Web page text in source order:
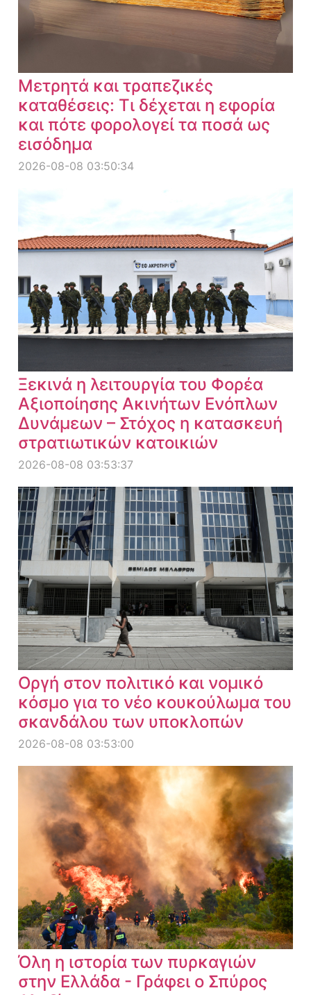
Μετρητά και τραπεζικές
καταθέσεις: Τι δέχεται η εφορία
και πότε φορολογεί τα ποσά ως
εισόδημα
2026-08-08 03:50:34
Ξεκινά η λειτουργία του Φορέα
Αξιοποίησης Ακινήτων Ενόπλων
Δυνάμεων – Στόχος η κατασκευή
στρατιωτικών κατοικιών
2026-08-08 03:53:37
Οργή στον πολιτικό και νομικό
κόσμο για το νέο κουκούλωμα του
σκανδάλου των υποκλοπών
2026-08-08 03:53:00
Όλη η ιστορία των πυρκαγιών
στην Ελλάδα - Γράφει ο Σπύρος